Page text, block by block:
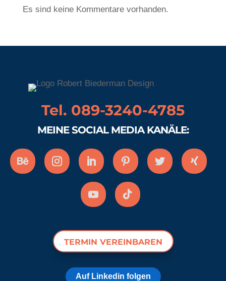
Es sind keine Kommentare vorhanden.
Tel. 089-3240-4785
MEINE SOCIAL MEDIA KANÄLE:
TERMIN VEREINBAREN
Auf Linkedin folgen